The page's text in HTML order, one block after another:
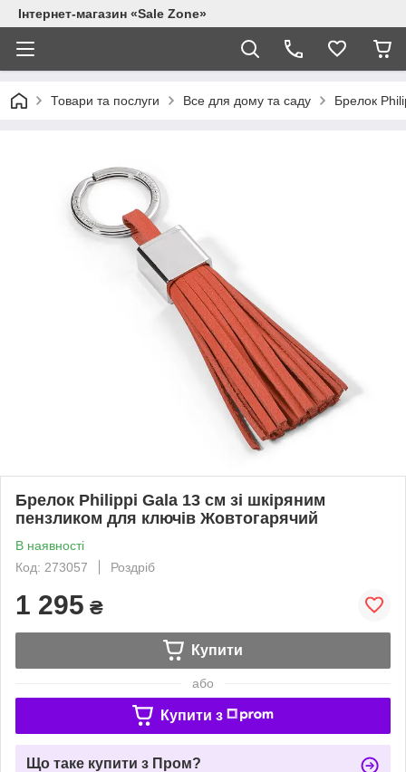
Інтернет-магазин «Sale Zone»
Товари та послуги Все для дому та саду Брелок
Брелок Philippi Gala 13 см зі шкіряним
пензликом для ключів Жовтогарячий
В наявності
Код: 273057
Роздріб
1 295 ₴
Купити
або
Купити з
Що таке купити з Пром?